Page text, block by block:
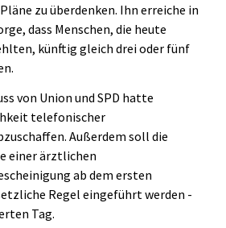
zu überdenken. Ihn erreiche in
dass Menschen, die heute
künftig gleich drei oder fünf
von Union und SPD hatte
telefonischer
Außerdem soll die
einer ärztlichen
ab dem ersten
Regel eingeführt werden -
Tag.